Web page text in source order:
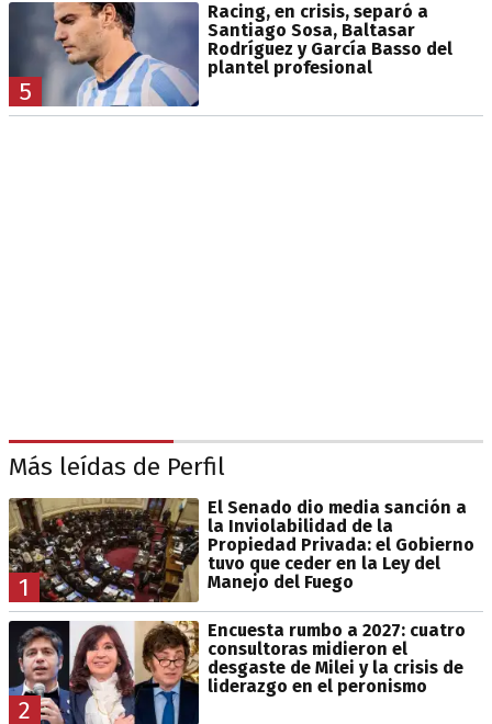
5
Racing, en crisis, separó a
Santiago Sosa, Baltasar
Rodríguez y García Basso del
plantel profesional
Más leídas de Perfil
1
El Senado dio media sanción a
la Inviolabilidad de la
Propiedad Privada: el Gobierno
tuvo que ceder en la Ley del
Manejo del Fuego
2
Encuesta rumbo a 2027: cuatro
consultoras midieron el
desgaste de Milei y la crisis de
liderazgo en el peronismo